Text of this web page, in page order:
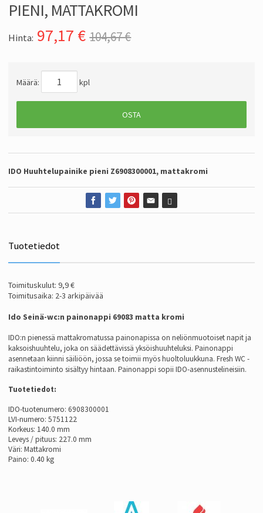
PIENI, MATTAKROMI
Hinta: 97,17 € 104,67 €
Määrä: kpl
OSTA
IDO Huuhtelupainike pieni Z6908300001, mattakromi
Tuotetiedot
Toimituskulut: 9,9 €
Toimitusaika: 2-3 arkipäivää
Ido Seinä-wc:n painonappi 69083 matta kromi
IDO:n pienessä mattakromatussa painonapissa on neliönmuotoiset napit ja
kaksoishuuhtelu, joka on säädettävissä yksöishuuhteluksi. Painonappi
asennetaan kiinni säiliöön, jossa se toimii myös huoltoluukkuna. Fresh WC -
raikastintoiminto sisältyy hintaan. Painonappi sopii IDO-asennustelineisiin.
Tuotetiedot:
IDO-tuotenumero: 6908300001
LVI-numero: 5751122
Korkeus: 140.0 mm
Leveys / pituus: 227.0 mm
Väri: Mattakromi
Paino: 0.40 kg